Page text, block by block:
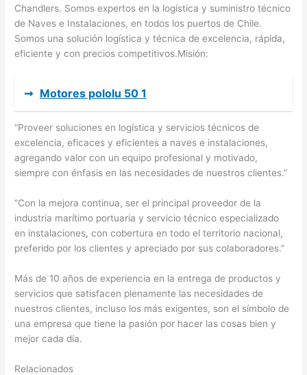
Chandlers. Somos expertos en la logística y suministro técnico
de Naves e Instalaciones, en todos los puertos de Chile.
Somos una solución logística y técnica de excelencia, rápida,
eficiente y con precios competitivos.Misión:
➞ Motores pololu 50 1
“Proveer soluciones en logística y servicios técnicos de
excelencia, eficaces y eficientes a naves e instalaciones,
agregando valor con un equipo profesional y motivado,
siempre con énfasis en las necesidades de nuestros clientes.”
“Con la mejora continua, ser el principal proveedor de la
industria marítimo portuaria y servicio técnico especializado
en instalaciones, con cobertura en todo el territorio nacional,
preferido por los clientes y apreciado por sus colaboradores.”
Más de 10 años de experiencia en la entrega de productos y
servicios que satisfacen plenamente las necesidades de
nuestros clientes, incluso los más exigentes, son el símbolo de
una empresa que tiene la pasión por hacer las cosas bien y
mejor cada día.
Relacionados